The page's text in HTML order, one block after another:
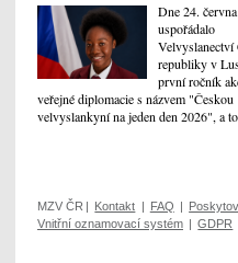
Dne 24.
uspořádalo
Velvyslanectví
republiky v
první ročník
veřejné diplomacie s názvem "Českou
velvyslankyní na jeden den 2026", a
MZV ČR | Kontakt | FAQ |
Vnitřní oznamovací systém | GDPR